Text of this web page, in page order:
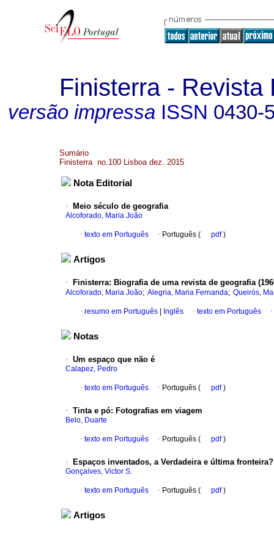
Finisterra - Revista
versão impressa ISSN 0430-
Sumário
Finisterra no.100 Lisboa dez. 2015
Nota Editorial
· Meio século de geografia
Alcoforado, Maria João
· texto em Português · Português ( pdf)
Artigos
· Finisterra: Biografia de uma revista de geografia
Alcoforado, Maria João; Alegria, Maria Fernanda; Queirós,
· resumo em Português Inglês · texto em Português ·
Notas
· Um espaço que não é
Calapez, Pedro
· texto em Português · Português ( pdf)
· Tinta e pó: Fotografias em viagem
Belo, Duarte
· texto em Português · Português ( pdf)
· Espaços inventados, a Verdadeira e última fronteira?
Gonçalves, Victor S.
· texto em Português · Português ( pdf)
Artigos